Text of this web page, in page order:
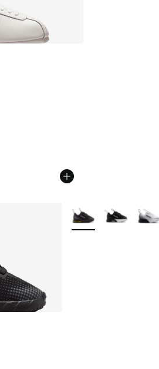
Plus de couleurs